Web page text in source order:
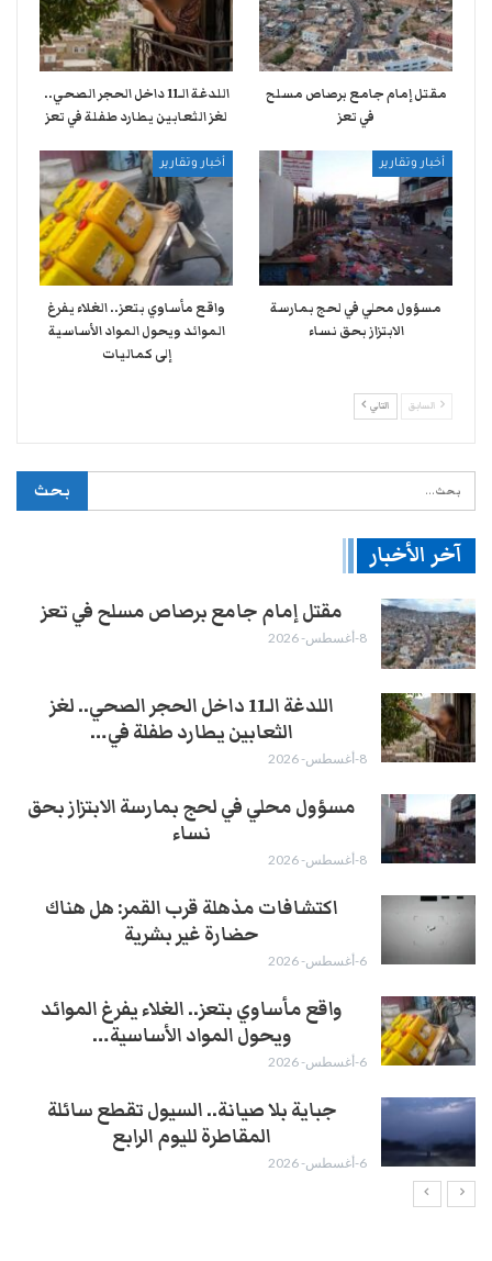
مقتل إمام جامع برصاص مسلح
في تعز
اللدغة الـ11 داخل الحجر الصحي..
لغز الثعابين يطارد طفلة في تعز
أخبار وتقارير
مسؤول محلي في لحج بمارسة
الابتزاز بحق نساء
أخبار وتقارير
واقع مأساوي بتعز.. الغلاء يفرغ
الموائد ويحول المواد الأساسية
إلى كماليات
السابق التالي
آخر الأخبار
مقتل إمام جامع برصاص مسلح في تعز
8-أغسطس- 2026
اللدغة الـ11 داخل الحجر الصحي.. لغز
الثعابين يطارد طفلة في…
8-أغسطس- 2026
مسؤول محلي في لحج بمارسة الابتزاز بحق
نساء
8-أغسطس- 2026
اكتشافات مذهلة قرب القمر: هل هناك
حضارة غير بشرية
6-أغسطس- 2026
واقع مأساوي بتعز.. الغلاء يفرغ الموائد
ويحول المواد الأساسية…
6-أغسطس- 2026
جباية بلا صيانة.. السيول تقطع سائلة
المقاطرة لليوم الرابع
6-أغسطس- 2026